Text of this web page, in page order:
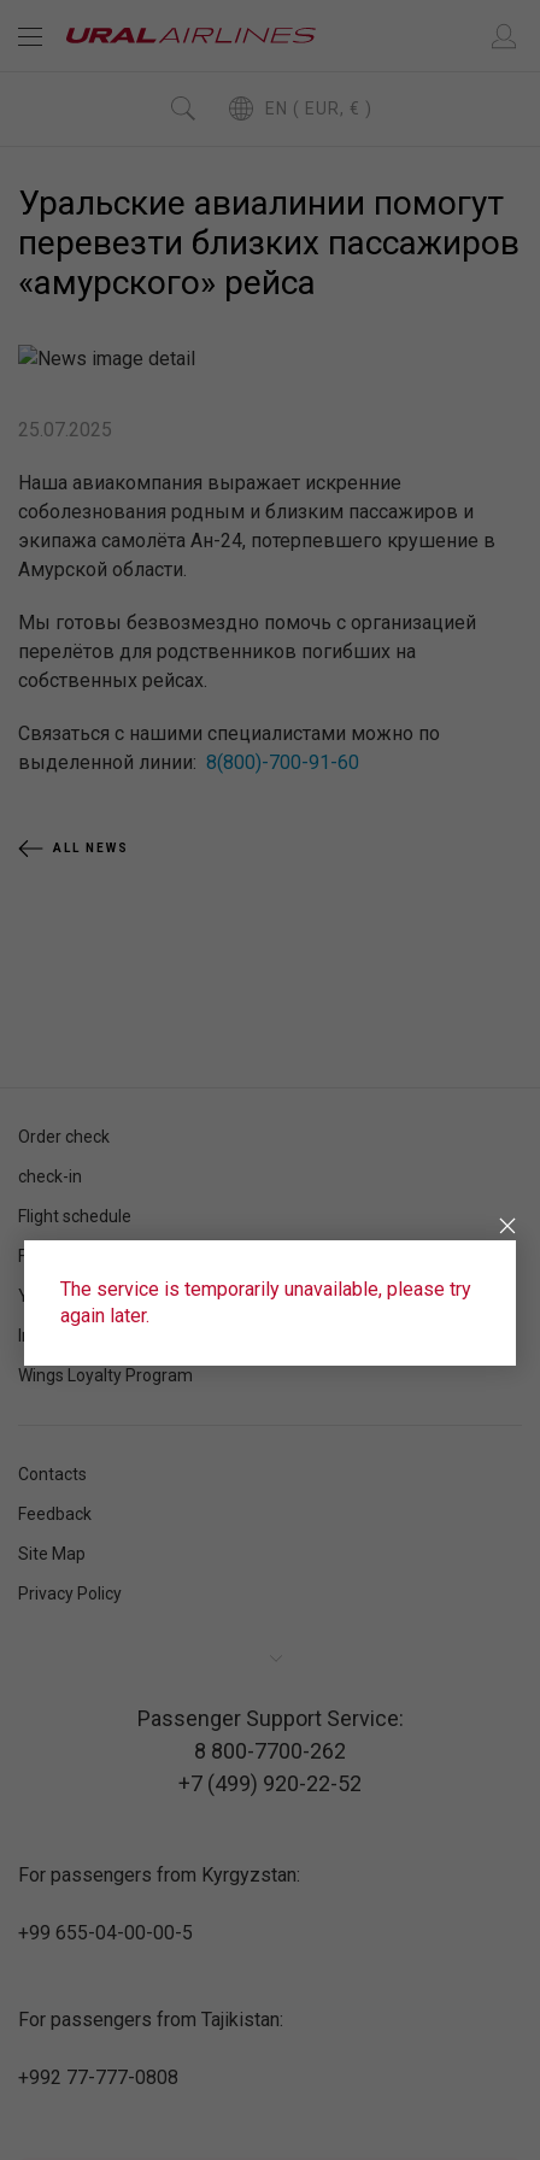
EN ( EUR, € )
Уральские авиалинии помогут
перевезти близких пассажиров
«амурского» рейса
25.07.2025
Наша авиакомпания выражает искренние
соболезнования родным и близким пассажиров и
экипажа самолёта Ан-24, потерпевшего крушение в
Амурской области.
Мы готовы безвозмездно помочь с организацией
перелётов для родственников погибших на
собственных рейсах.
Связаться с нашими специалистами можно по
выделенной линии: 8(800)-700-91-60
ALL NEWS
The service is temporarily unavailable, please try
again later.
Order check
check-in
Flight schedule
Flight status
Your flight
Information
Wings Loyalty Program
Contacts
Feedback
Site Map
Privacy Policy
Passenger Support Service:
8 800-7700-262
+7 (499) 920-22-52
For passengers from Kyrgyzstan:
+99 655-04-00-00-5
For passengers from Tajikistan:
+992 77-777-0808